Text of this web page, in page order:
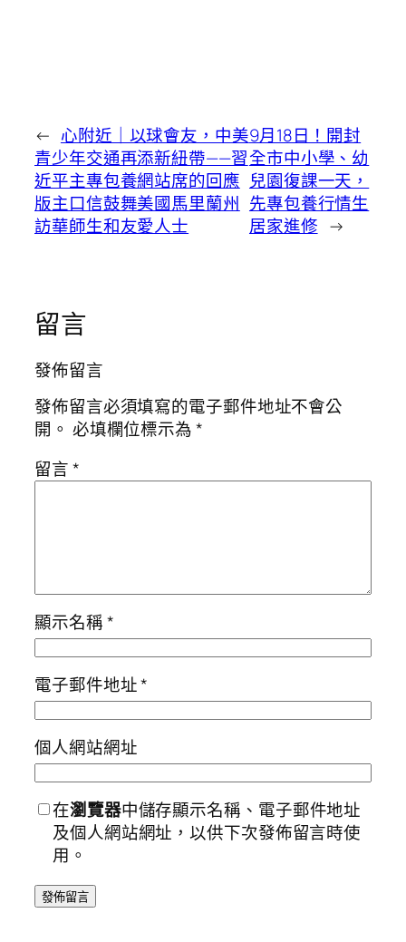
← 心附近｜以球會友，中美
青少年交通再添新紐帶——習
近平主專包養網站席的回應
版主口信鼓舞美國馬里蘭州
訪華師生和友愛人士
9月18日！開封
全市中小學、幼
兒園復課一天，
先專包養行情生
居家進修 →
留言
發佈留言
發佈留言必須填寫的電子郵件地址不會公
開。 必填欄位標示為*
留言*
顯示名稱*
電子郵件地址*
個人網站網址
在瀏覽器中儲存顯示名稱、電子郵件地址
及個人網站網址，以供下次發佈留言時使
用。